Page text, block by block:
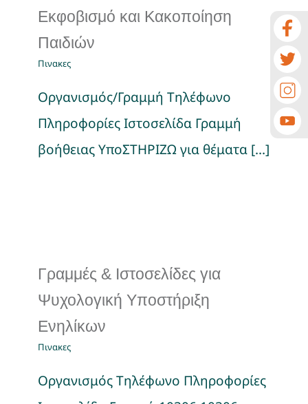
Εκφοβισμό και Κακοποίηση
Παιδιών
Πινακες
Οργανισμός/Γραμμή Τηλέφωνο
Πληροφορίες Ιστοσελίδα Γραμμή
βοήθειας ΥποΣΤΗΡΙΖΩ για θέματα [...]
Γραμμές & Ιστοσελίδες για
Ψυχολογική Υποστήριξη
Ενηλίκων
Πινακες
Οργανισμός Τηλέφωνο Πληροφορίες